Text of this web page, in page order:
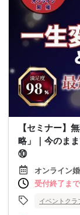
【セミナー】
略」｜今のま
⑩
オンライン
受付終了ま
イベントクラ